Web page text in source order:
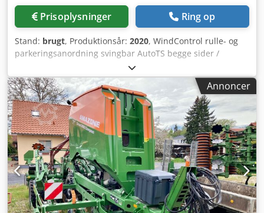
Prisoplysninger Ring op
Stand: brugt, Produktionsår: 2020, WindControl rulle- og
parkeringsanordning svingbar AutoTS begge sider /
Rørbeskyttelsesbøjle L Hældningssensor til vejesystem
FlowCheck EasyCheck-måtter, 16 stk. Stænklapper L og
stiger LED-belysning Overtræksrullepresenning L /
Spredebakkesæt TS Dcedpfxjrxr Uys Ah Rsk
Annoncer